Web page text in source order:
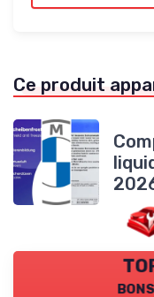
Ce produit